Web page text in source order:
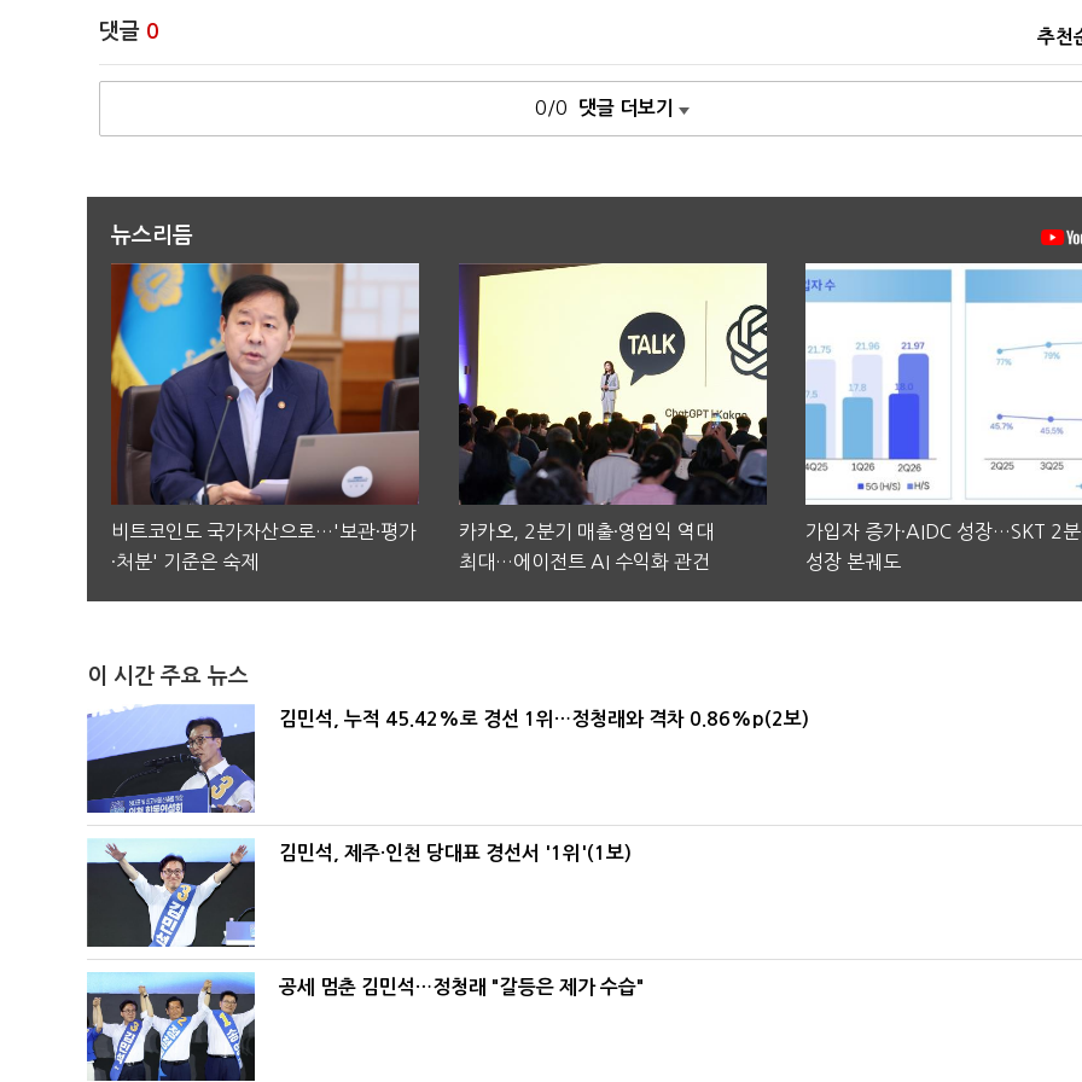
댓글 0 추천
0/0 댓글 더보기
뉴스리듬
비트코인도 국가자산으로…'보관·평가
·처분' 기준은 숙제
카카오, 2분기 매출·영업익 역대
최대…에이전트 AI 수익화 관건
가입자 증가·AIDC 성장…SKT 2
성장 본궤도
이 시간 주요 뉴스
김민석, 누적 45.42%로 경선 1위…정청래와 격차 0.86%p(2보)
김민석, 제주·인천 당대표 경선서 '1위'(1보)
공세 멈춘 김민석…정청래 "갈등은 제가 수습"